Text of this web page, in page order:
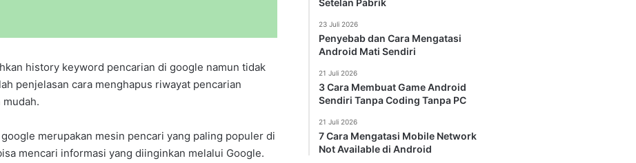
history keyword pencarian di google namun tidak
penjelasan cara menghapus riwayat pencarian
merupakan mesin pencari yang paling populer di
mencari informasi yang diinginkan melalui Google.
Setelan Pabrik
23 Juli 2026
Penyebab dan Cara Mengatasi
Android Mati Sendiri
21 Juli 2026
3 Cara Membuat Game Android
Sendiri Tanpa Coding Tanpa PC
21 Juli 2026
7 Cara Mengatasi Mobile Network
Not Available di Android